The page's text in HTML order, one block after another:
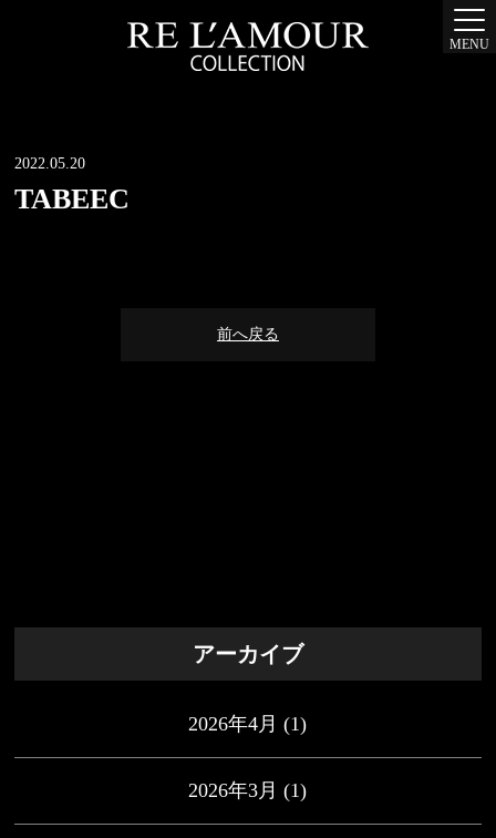
MENU
2022.05.20
TABEEC
前へ戻る
アーカイブ
2026年4月 (1)
2026年3月 (1)